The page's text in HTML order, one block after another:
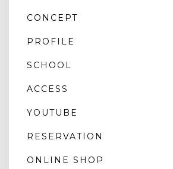
CONCEPT
PROFILE
SCHOOL
ACCESS
YOUTUBE
RESERVATION
ONLINE SHOP